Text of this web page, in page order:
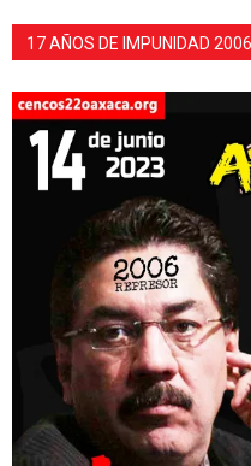
17 AÑOS DE IMPUNIDAD